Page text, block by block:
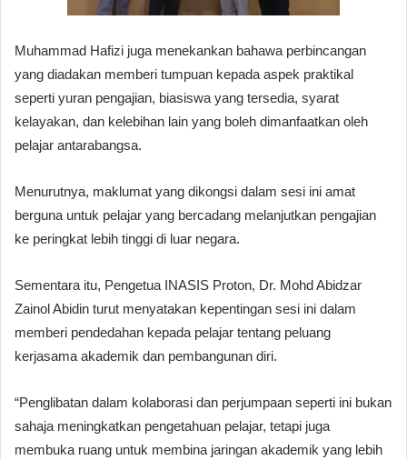
Muhammad Hafizi juga menekankan bahawa perbincangan
yang diadakan memberi tumpuan kepada aspek praktikal
seperti yuran pengajian, biasiswa yang tersedia, syarat
kelayakan, dan kelebihan lain yang boleh dimanfaatkan oleh
pelajar antarabangsa.
Menurutnya, maklumat yang dikongsi dalam sesi ini amat
berguna untuk pelajar yang bercadang melanjutkan pengajian
ke peringkat lebih tinggi di luar negara.
Sementara itu, Pengetua INASIS Proton, Dr. Mohd Abidzar
Zainol Abidin turut menyatakan kepentingan sesi ini dalam
memberi pendedahan kepada pelajar tentang peluang
kerjasama akademik dan pembangunan diri.
“Penglibatan dalam kolaborasi dan perjumpaan seperti ini bukan
sahaja meningkatkan pengetahuan pelajar, tetapi juga
membuka ruang untuk membina jaringan akademik yang lebih